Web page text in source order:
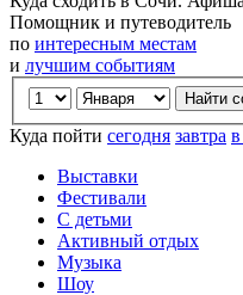
Помощник и путеводитель
по интересным местам
и лучшим событиям
Куда пойти сегодня завтра
Выставки
Фестивали
С детьми
Активный отдых
Музыка
Шоу